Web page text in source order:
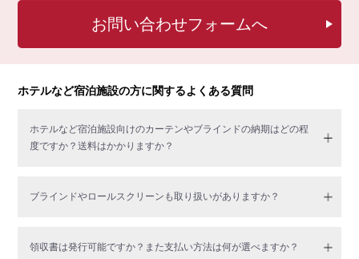
お問い合わせフォームへ
ホテルなど宿泊施設の方に関するよくある質問
ホテルなど宿泊施設向けのカーテンやブラインドの納期はどの程
度ですか？送料はかかりますか？
ブラインドやロールスクリーンも取り扱いがありますか？
領収書は発行可能ですか？また支払い方法は何が選べますか？